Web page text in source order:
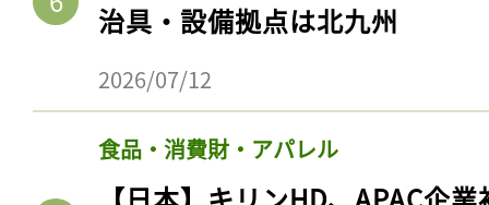
治具・設備拠点は北九州
2026/07/12
食品・消費財・アパレル